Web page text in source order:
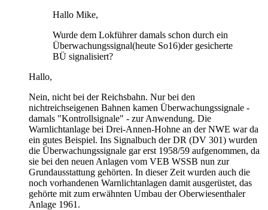
Hallo Mike,
Wurde dem Lokführer damals schon durch ein
Überwachungssignal(heute So16)der gesicherte
BÜ signalisiert?
Hallo,
Nein, nicht bei der Reichsbahn. Nur bei den
nichtreichseigenen Bahnen kamen Überwachungssignale -
damals "Kontrollsignale" - zur Anwendung. Die
Warnlichtanlage bei Drei-Annen-Hohne an der NWE war da
ein gutes Beispiel. Ins Signalbuch der DR (DV 301) wurden
die Überwachungssignale gar erst 1958/59 aufgenommen, da
sie bei den neuen Anlagen vom VEB WSSB nun zur
Grundausstattung gehörten. In dieser Zeit wurden auch die
noch vorhandenen Warnlichtanlagen damit ausgerüstet, das
gehörte mit zum erwähnten Umbau der Oberwiesenthaler
Anlage 1961.